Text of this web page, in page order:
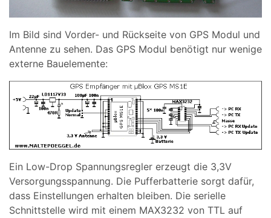
Im Bild sind Vorder- und Rückseite von GPS Modul und
Antenne zu sehen. Das GPS Modul benötigt nur wenige
externe Bauelemente:
Ein Low-Drop Spannungsregler erzeugt die 3,3V
Versorgungsspannung. Die Pufferbatterie sorgt dafür,
dass Einstellungen erhalten bleiben. Die serielle
Schnittstelle wird mit einem MAX3232 von TTL auf